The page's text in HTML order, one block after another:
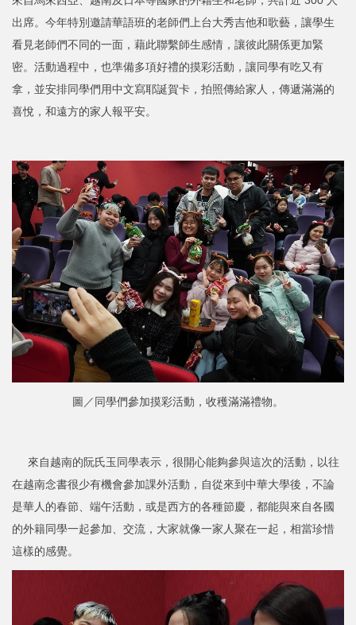
出席。今年特別邀請華語班的老師們上台大秀吉他和歌藝，讓學生
看見老師們不同的一面，藉此聯繫師生感情，讓彼此關係更加緊
密。活動過程中，也準備多項好禮的摸彩活動，讓同學有吃又有
拿，並安排同學們用中文寫耶誕賀卡，拍照傳給家人，傳遞滿滿的
喜悅，和遠方的家人報平安。
圖／同學們參加摸彩活動，收穫滿滿禮物。
來自越南的阮氏玉同學表示，很開心能夠參與這次的活動，以往
在越南念書很少有機會參加課外活動，自從來到中華大學後，不論
是華人的春節、端午活動，或是西方的各種節慶，都能與來自各國
的外籍同學一起參加、交流，大家就像一家人聚在一起，相當珍惜
這樣的感覺。